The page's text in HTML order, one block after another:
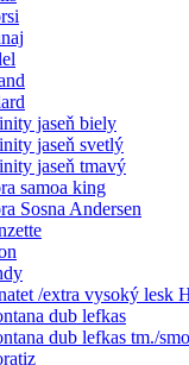
jaseň biely
jaseň svetlý
jaseň tmavý
samoa king
Sosna Andersen
/extra vysoký lesk
dub lefkas
dub lefkas tm./